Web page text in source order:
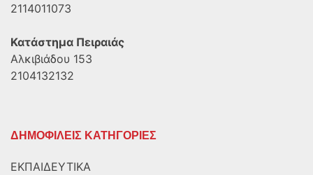
2114011073
Κατάστημα Πειραιάς
Αλκιβιάδου 153
2104132132
ΔΗΜΟΦΙΛΕΙΣ ΚΑΤΗΓΟΡΙΕΣ
ΕΚΠΑΙΔΕΥΤΙΚΑ